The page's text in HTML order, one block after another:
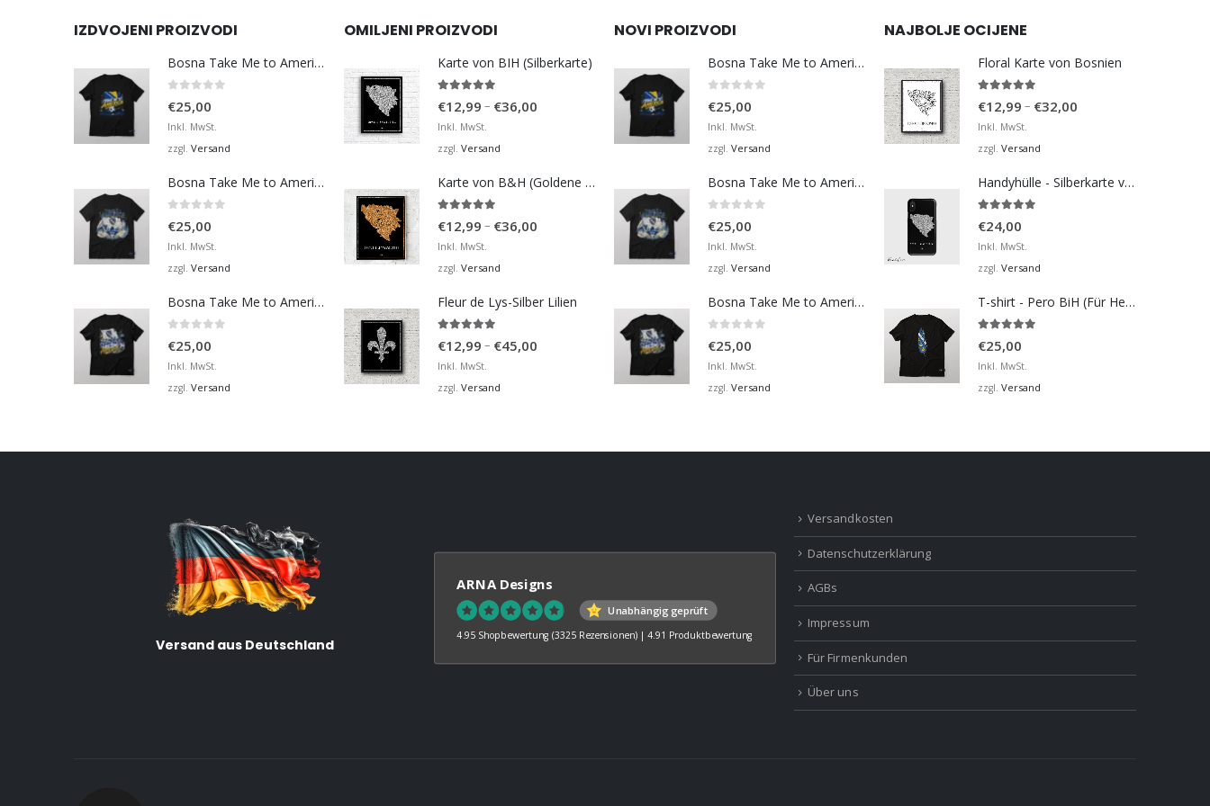
IZDVOJENI PROIZVODI
Bosna Take Me to America Navijačka Majica 3
€25,00
Inkl. MwSt.
zzgl. Versand
Bosna Take Me to America Navijačka Majica 4
€25,00
Inkl. MwSt.
zzgl. Versand
Bosna Take Me to America Navijačka Majica 2
€25,00
Inkl. MwSt.
zzgl. Versand
OMILJENI PROIZVODI
Karte von BIH (Silberkarte)
€12,99 – €36,00
Inkl. MwSt.
zzgl. Versand
Karte von B&H (Goldene Karte)
€12,99 – €36,00
Inkl. MwSt.
zzgl. Versand
Fleur de Lys-Silber Lilien
€12,99 – €45,00
Inkl. MwSt.
zzgl. Versand
NOVI PROIZVODI
Bosna Take Me to America Navijačka Majica 3
€25,00
Inkl. MwSt.
zzgl. Versand
Bosna Take Me to America Navijačka Majica 4
€25,00
Inkl. MwSt.
zzgl. Versand
Bosna Take Me to America Navijačka Majica 2
€25,00
Inkl. MwSt.
zzgl. Versand
NAJBOLJE OCIJENE
Floral Karte von Bosnien
€12,99 – €32,00
Inkl. MwSt.
zzgl. Versand
Handyhülle - Silberkarte von Bosnien
€24,00
Inkl. MwSt.
zzgl. Versand
T-shirt - Pero BiH (Für Herren)
€25,00
Inkl. MwSt.
zzgl. Versand
Versand aus Deutschland
ARNA Designs
Unabhängig geprüft
4.95 Shopbewertung (3325 Rezensionen) | 4.91 Produktbewertung
Versandkosten
Datenschutzerklärung
AGBs
Impressum
Für Firmenkunden
Über uns